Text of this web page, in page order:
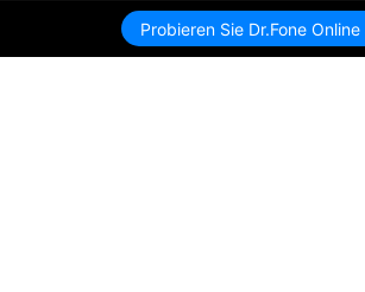
Probieren Sie Dr.Fone Online